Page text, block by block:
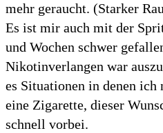
mehr geraucht. (Starker
Es ist mir auch mit der
und Wochen schwer
Nikotinverlangen war
es Situationen in denen
eine Zigarette, dieser
schnell vorbei.